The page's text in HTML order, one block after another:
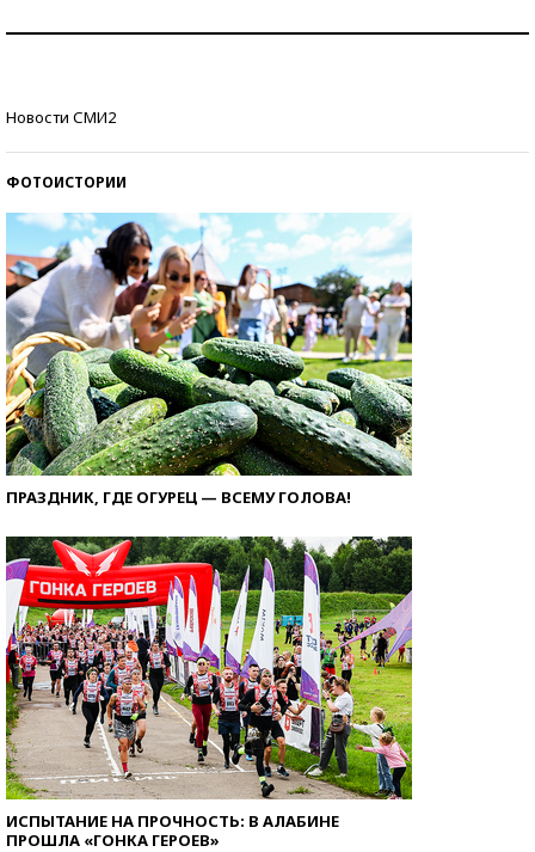
Новости СМИ2
ФОТОИСТОРИИ
ПРАЗДНИК, ГДЕ ОГУРЕЦ — ВСЕМУ ГОЛОВА!
ИСПЫТАНИЕ НА ПРОЧНОСТЬ: В АЛАБИНЕ
ПРОШЛА «ГОНКА ГЕРОЕВ»